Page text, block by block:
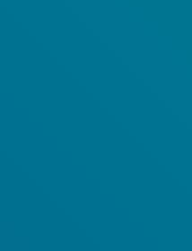
Ezek a cookie-k
weboldal
biztonságosabbá
élményt nyújtsunk,
működik a weboldal,
és hol van szükség